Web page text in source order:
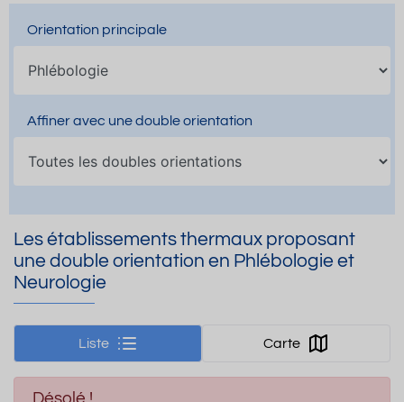
Orientation principale
Affiner avec une double orientation
Les établissements thermaux proposant
une double orientation en Phlébologie et
Neurologie
Liste Carte